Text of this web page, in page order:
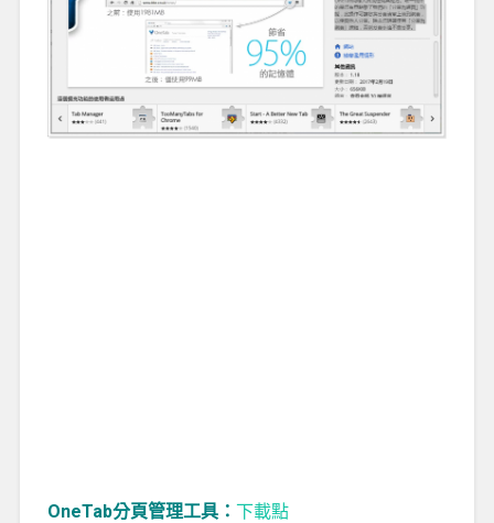
OneTab分頁管理工具： 下載點